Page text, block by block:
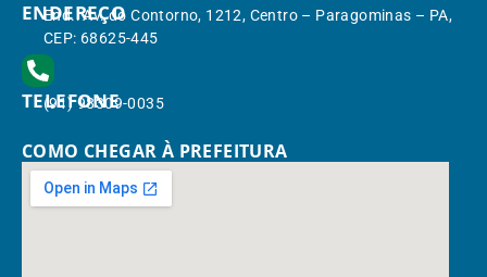
ENDEREÇO
End.: Av. do Contorno, 1212, Centro – Paragominas – PA,
CEP: 68625-445
TELEFONE
(91) 98309-0035
COMO CHEGAR À PREFEITURA